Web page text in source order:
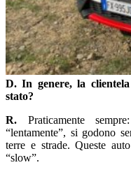
D. In genere, la
stato?
R. Praticamente
“lentamente”, si godono
terre e strade. Queste
“slow”.